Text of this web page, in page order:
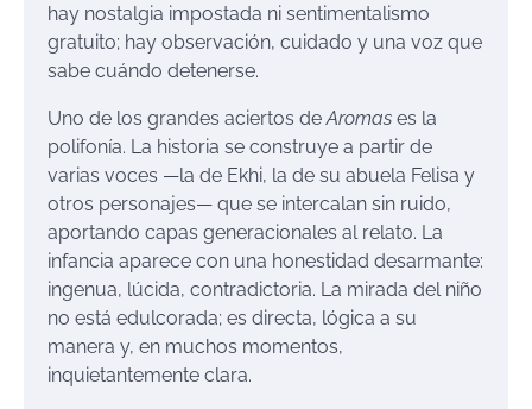
hay nostalgia impostada ni sentimentalismo
gratuito; hay observación, cuidado y una voz que
sabe cuándo detenerse.
Uno de los grandes aciertos deAromas es la
polifonía. La historia se construye a partir de
varias voces —la de Ekhi, la de su abuela Felisa y
otros personajes— que se intercalan sin ruido,
aportando capas generacionales al relato. La
infancia aparece con una honestidad desarmante:
ingenua, lúcida, contradictoria. La mirada del niño
no está edulcorada; es directa, lógica a su
manera y, en muchos momentos,
inquietantemente clara.